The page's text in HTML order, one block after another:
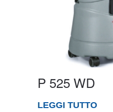
P 525 WD
LEGGI TUTTO